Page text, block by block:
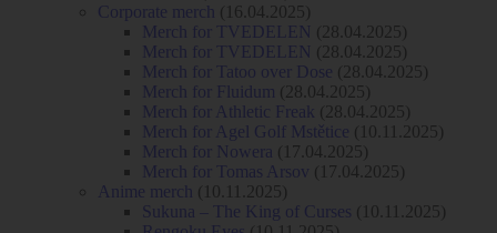
Corporate merch
(16.04.2025)
Merch for TVEDELEN (28.04.2025)
Merch for TVEDELEN (28.04.2025)
Merch for Tatoo over Dose (28.04.2025)
Merch for Fluidum (28.04.2025)
Merch for Athletic Freak (28.04.2025)
Merch for Agel Golf Mstětice (10.11.2025)
Merch for Nowera (17.04.2025)
Merch for Tomas Arsov (17.04.2025)
Anime merch
(10.11.2025)
Sukuna – The King of Curses (10.11.2025)